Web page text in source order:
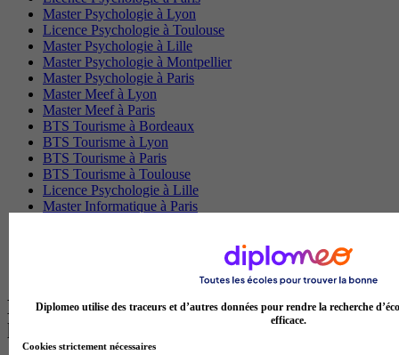
Master Psychologie à Lyon
Licence Psychologie à Toulouse
Master Psychologie à Lille
Master Psychologie à Montpellier
Master Psychologie à Paris
Master Meef à Lyon
Master Meef à Paris
BTS Tourisme à Bordeaux
BTS Tourisme à Lyon
BTS Tourisme à Paris
BTS Tourisme à Toulouse
Licence Psychologie à Lille
Master Informatique à Paris
Les intitulés de diplôme par alternance
les plus recherchés
Diplomeo utilise des traceurs et d’autres données pour rendre la recherche
efficace.
Cookies strictement nécessaires